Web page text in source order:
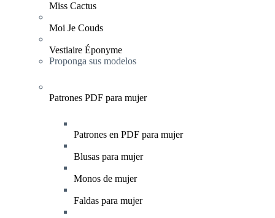
Miss Cactus
Moi Je Couds
Vestiaire Éponyme
Proponga sus modelos
Patrones PDF para mujer
Patrones en PDF para mujer
Blusas para mujer
Monos de mujer
Faldas para mujer